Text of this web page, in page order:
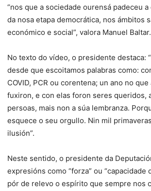
“nos que a sociedade ourensá padeceu
da nosa etapa democrática, nos ámbitos
económico e social”, valora Manuel Baltar.
No texto do vídeo, o presidente destaca:
desde que escoitamos palabras como:
COVID, PCR ou corentena; un ano no
fuxiron, e con elas foron seres queridos,
persoas, mais non a súa lembranza.
esquece o seu orgullo. Nin mil
ilusión”.
Neste sentido, o presidente da
expresións como “forza” ou “capacidade
pór de relevo o espírito que sempre nos